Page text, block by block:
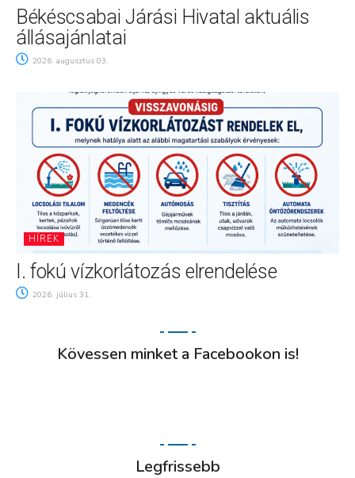
Békéscsabai Járási Hivatal aktuális
állásajánlatai
2026. augusztus 03.
HÍREK
I. fokú vízkorlátozás elrendelése
2026. július 31.
Kövessen minket a Facebookon is!
Legfrissebb